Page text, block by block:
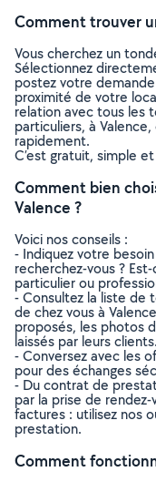
Comment trouver
Vous cherchez un
Sélectionnez
postez votre
proximité de votre
relation avec tous les
particuliers, à
rapidement.
C’est gratuit, simple
Comment bien
Valence ?
Voici nos conseils :
- Indiquez votre
recherchez-vous ?
particulier ou
- Consultez la liste de
de chez vous à
proposés, les photos
laissés par leurs clients.
- Conversez avec les
pour des échanges
- Du contrat de
par la prise de
factures : utilisez nos
prestation.
Comment